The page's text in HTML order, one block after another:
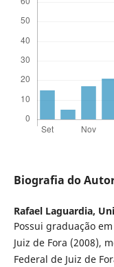
Biografia do
Rafael Laguardia,
Possui graduação
Juiz de Fora (2008),
Federal de Juiz de